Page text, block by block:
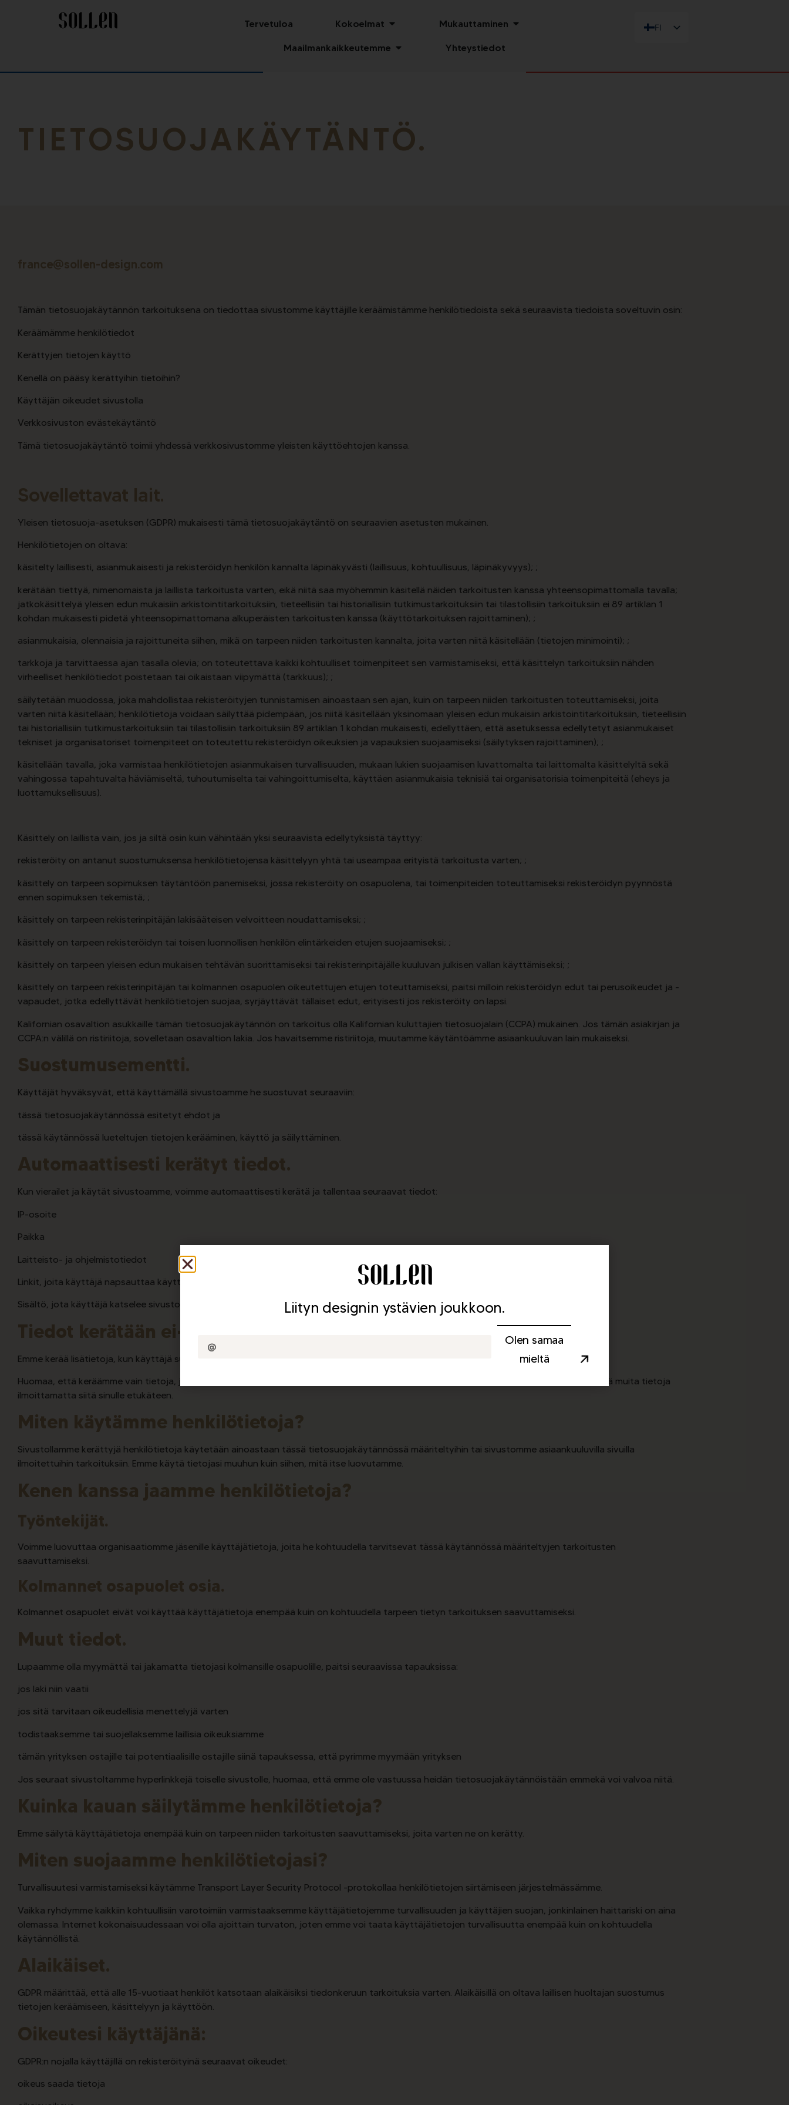
Tervetuloa Kokoelmat Mukauttaminen
Maailmankaikkeutemme Yhteystiedot
FI
TIETOSUOJAKÄYTÄNTÖ.
france@sollen-design.com
Tämän tietosuojakäytännön tarkoituksena on tiedottaa sivustomme käyttäjille keräämistämme henkilötiedoista sekä seuraavista tiedoista soveltuvin osin:
Keräämämme henkilötiedot
Kerättyjen tietojen käyttö
Kenellä on pääsy kerättyihin tietoihin?
Käyttäjän oikeudet sivustolla
Verkkosivuston evästekäytäntö
Tämä tietosuojakäytäntö toimii yhdessä verkkosivustomme yleisten käyttöehtojen kanssa.
Sovellettavat lait.
Yleisen tietosuoja-asetuksen (GDPR) mukaisesti tämä tietosuojakäytäntö on seuraavien asetusten mukainen.
Henkilötietojen on oltava:
käsitelty laillisesti, asianmukaisesti ja rekisteröidyn henkilön kannalta läpinäkyvästi (laillisuus, kohtuullisuus, läpinäkyvyys); ;
kerätään tiettyä, nimenomaista ja laillista tarkoitusta varten, eikä niitä saa myöhemmin käsitellä näiden tarkoitusten kanssa yhteensopimattomalla tavalla;
jatkokäsittelyä yleisen edun mukaisiin arkistointitarkoituksiin, tieteellisiin tai historiallisiin tutkimustarkoituksiin tai tilastollisiin tarkoituksiin ei 89 artiklan 1
kohdan mukaisesti pidetä yhteensopimattomana alkuperäisten tarkoitusten kanssa (käyttötarkoituksen rajoittaminen); ;
asianmukaisia, olennaisia ja rajoittuneita siihen, mikä on tarpeen niiden tarkoitusten kannalta, joita varten niitä käsitellään (tietojen minimointi); ;
tarkkoja ja tarvittaessa ajan tasalla olevia; on toteutettava kaikki kohtuulliset toimenpiteet sen varmistamiseksi, että käsittelyn tarkoituksiin nähden
virheelliset henkilötiedot poistetaan tai oikaistaan viipymättä (tarkkuus); ;
säilytetään muodossa, joka mahdollistaa rekisteröityjen tunnistamisen ainoastaan sen ajan, kuin on tarpeen niiden tarkoitusten toteuttamiseksi, joita
varten niitä käsitellään; henkilötietoja voidaan säilyttää pidempään, jos niitä käsitellään yksinomaan yleisen edun mukaisiin arkistointitarkoituksiin, tieteellisiin
tai historiallisiin tutkimustarkoituksiin tai tilastollisiin tarkoituksiin 89 artiklan 1 kohdan mukaisesti, edellyttäen, että asetuksessa edellytetyt asianmukaiset
tekniset ja organisatoriset toimenpiteet on toteutettu rekisteröidyn oikeuksien ja vapauksien suojaamiseksi (säilytyksen rajoittaminen); ;
käsitellään tavalla, joka varmistaa henkilötietojen asianmukaisen turvallisuuden, mukaan lukien suojaamisen luvattomalta tai laittomalta käsittelyltä sekä
vahingossa tapahtuvalta häviämiseltä, tuhoutumiselta tai vahingoittumiselta, käyttäen asianmukaisia teknisiä tai organisatorisia toimenpiteitä (eheys ja
luottamuksellisuus).
Käsittely on laillista vain, jos ja siltä osin kuin vähintään yksi seuraavista edellytyksistä täyttyy:
rekisteröity on antanut suostumuksensa henkilötietojensa käsittelyyn yhtä tai useampaa erityistä tarkoitusta varten; ;
käsittely on tarpeen sopimuksen täytäntöön panemiseksi, jossa rekisteröity on osapuolena, tai toimenpiteiden toteuttamiseksi rekisteröidyn pyynnöstä
ennen sopimuksen tekemistä; ;
käsittely on tarpeen rekisterinpitäjän lakisääteisen velvoitteen noudattamiseksi; ;
käsittely on tarpeen rekisteröidyn tai toisen luonnollisen henkilön elintärkeiden etujen suojaamiseksi; ;
käsittely on tarpeen yleisen edun mukaisen tehtävän suorittamiseksi tai rekisterinpitäjälle kuuluvan julkisen vallan käyttämiseksi; ;
käsittely on tarpeen rekisterinpitäjän tai kolmannen osapuolen oikeutettujen etujen toteuttamiseksi, paitsi milloin rekisteröidyn edut tai perusoikeudet ja -
vapaudet, jotka edellyttävät henkilötietojen suojaa, syrjäyttävät tällaiset edut, erityisesti jos rekisteröity on lapsi.
Kalifornian osavaltion asukkaille tämän tietosuojakäytännön on tarkoitus olla Kalifornian kuluttajien tietosuojalain (CCPA) mukainen. Jos tämän asiakirjan ja
CCPA:n välillä on ristiriitoja, sovelletaan osavaltion lakia. Jos havaitsemme ristiriitoja, muutamme käytäntöämme asiaankuuluvan lain mukaiseksi.
Suostumusementti.
Käyttäjät hyväksyvät, että käyttämällä sivustoamme he suostuvat seuraaviin:
tässä tietosuojakäytännössä esitetyt ehdot ja
tässä käytännössä lueteltujen tietojen kerääminen, käyttö ja säilyttäminen.
Automaattisesti kerätyt tiedot.
Kun vierailet ja käytät sivustoamme, voimme automaattisesti kerätä ja tallentaa seuraavat tiedot:
IP-osoite
Paikka
Laitteisto- ja ohjelmistotiedot
Linkit, joita käyttäjä napsauttaa käyttäessään sivustoa
Sisältö, jota käyttäjä katselee sivustollasi
Tiedot kerätään ei-automaattisesti.
Emme kerää lisätietoja, kun käyttäjä suorittaa tiettyjä toimintoja sivustollamme.
Huomaa, että keräämme vain tietoja, jotka auttavat meitä saavuttamaan tässä tietosuojakäytännössä mainitun tarkoituksen. Emme kerää muita tietoja
ilmoittamatta siitä sinulle etukäteen.
Miten käytämme henkilötietoja?
Sivustollamme kerättyjä henkilötietoja käytetään ainoastaan tässä tietosuojakäytännössä määriteltyihin tai sivustomme asiaankuuluvilla sivuilla
ilmoitettuihin tarkoituksiin. Emme käytä tietojasi muuhun kuin siihen, mitä itse luovutamme.
Kenen kanssa jaamme henkilötietoja?
Työntekijät.
Voimme luovuttaa organisaatiomme jäsenille käyttäjätietoja, joita he kohtuudella tarvitsevat tässä käytännössä määriteltyjen tarkoitusten
saavuttamiseksi.
Kolmannet osapuolet osia.
Kolmannet osapuolet eivät voi käyttää käyttäjätietoja enempää kuin on kohtuudella tarpeen tietyn tarkoituksen saavuttamiseksi.
Muut tiedot.
Lupaamme olla myymättä tai jakamatta tietojasi kolmansille osapuolille, paitsi seuraavissa tapauksissa:
jos laki niin vaatii
jos sitä tarvitaan oikeudellisia menettelyjä varten
todistaaksemme tai suojellaksemme laillisia oikeuksiamme
tämän yrityksen ostajille tai potentiaalisille ostajille siinä tapauksessa, että pyrimme myymään yrityksen
Jos seuraat sivustoltamme hyperlinkkejä toiselle sivustolle, huomaa, että emme ole vastuussa heidän tietosuojakäytännöistään emmekä voi valvoa niitä.
Kuinka kauan säilytämme henkilötietoja?
Emme säilytä käyttäjätietoja enempää kuin on tarpeen niiden tarkoitusten saavuttamiseksi, joita varten ne on kerätty.
Miten suojaamme henkilötietojasi?
Turvallisuutesi varmistamiseksi käytämme Transport Layer Security Protocol -protokollaa henkilötietojen siirtämiseen järjestelmässämme.
Vaikka ryhdymme kaikkiin kohtuullisiin varotoimiin varmistaaksemme käyttäjätietojemme turvallisuuden ja käyttäjien suojan, jonkinlainen haittariski on aina
olemassa. Internet kokonaisuudessaan voi olla ajoittain turvaton, joten emme voi taata käyttäjätietojen turvallisuutta enempää kuin on kohtuudella
käytännöllistä.
Alaikäiset.
GDPR määrittää, että alle 15-vuotiaat henkilöt katsotaan alaikäisiksi tiedonkeruun tarkoituksia varten. Alaikäisillä on oltava laillisen huoltajan suostumus
tietojen keräämiseen, käsittelyyn ja käyttöön.
Oikeutesi käyttäjänä:
GDPR:n nojalla käyttäjillä on rekisteröityinä seuraavat oikeudet:
oikeus saada tietoja
Liityn designin ystävien joukkoon.
Olen samaa
mieltä